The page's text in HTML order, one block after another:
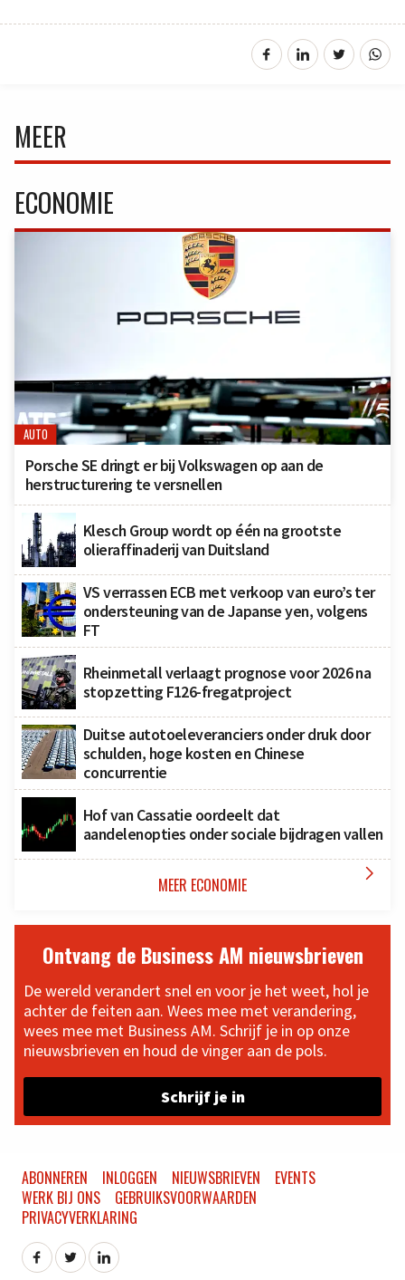
MEER
ECONOMIE
AUTO
Porsche SE dringt er bij Volkswagen op aan de
herstructurering te versnellen
Klesch Group wordt op één na grootste
olieraffinaderij van Duitsland
VS verrassen ECB met verkoop van euro’s ter
ondersteuning van de Japanse yen, volgens
FT
Rheinmetall verlaagt prognose voor 2026 na
stopzetting F126-fregatproject
Duitse autotoeleveranciers onder druk door
schulden, hoge kosten en Chinese
concurrentie
Hof van Cassatie oordeelt dat
aandelenopties onder sociale bijdragen vallen
MEER ECONOMIE 
Ontvang de Business AM nieuwsbrieven
De wereld verandert snel en voor je het weet, hol je
achter de feiten aan. Wees mee met verandering,
wees mee met Business AM. Schrijf je in op onze
nieuwsbrieven en houd de vinger aan de pols.
Schrijf je in
ABONNEREN INLOGGEN NIEUWSBRIEVEN
EVENTS
WERK BIJ ONS
GEBRUIKSVOORWAARDEN
PRIVACYVERKLARING